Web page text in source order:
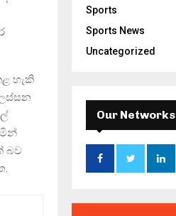
හැකි
බව
Sports
Sports News
Uncategorized
Our Networks